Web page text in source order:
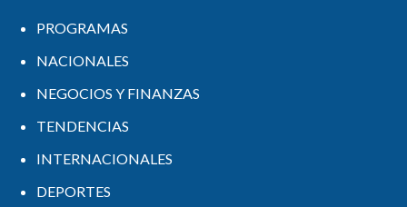
PROGRAMAS
NACIONALES
NEGOCIOS Y FINANZAS
TENDENCIAS
INTERNACIONALES
DEPORTES